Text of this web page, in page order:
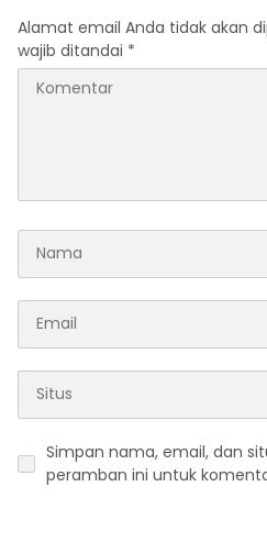
Alamat email Anda tidak akan
wajib ditandai *
Simpan nama, email, dan
peramban ini untuk